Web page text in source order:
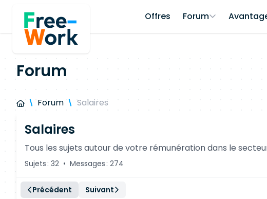
Offres Forum
Forum
Forum Salaires
Salaires
Tous les sujets autour de votre rémunération dans le
Sujets : 32 • Messages : 274
Précédent Suivant